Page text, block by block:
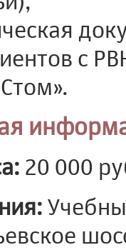
с
20 000